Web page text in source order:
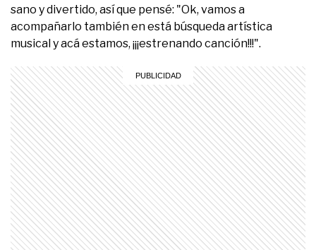
sano y divertido, así que pensé: "Ok, vamos a
acompañarlo también en está búsqueda artística
musical y acá estamos, ¡¡¡estrenando canción!!!".